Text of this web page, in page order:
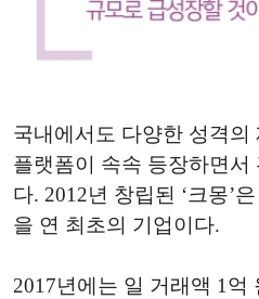
국내에서도 다양한 성격의
플랫폼이 속속 등장하면서
다. 2012년 창립된 ‘크몽’
을 연 최초의 기업이다.
2017년에는 일 거래액 1억